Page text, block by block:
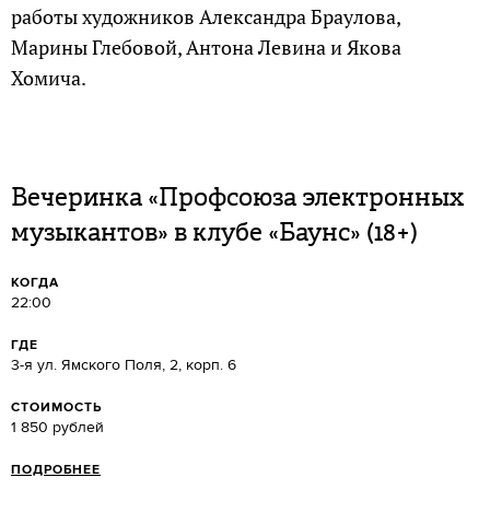
работы художников Александра Браулова,
Марины Глебовой, Антона Левина и Якова
Хомича.
Вечеринка «Профсоюза электронных
музыкантов» в клубе «Баунс» (18+)
КОГДА
22:00
ГДЕ
3-я ул. Ямского Поля, 2, корп. 6
СТОИМОСТЬ
1 850 рублей
ПОДРОБНЕЕ